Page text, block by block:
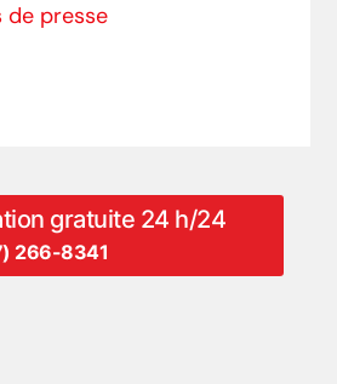
de presse
gratuite 24 h/24
266-8341